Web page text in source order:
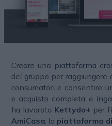
Creare una piattaforma
del gruppo per raggiungere
consumatori e consentire
e acquisto completa e
ha lavorato Kettydo+ per
AmiCasa , la piattaforma